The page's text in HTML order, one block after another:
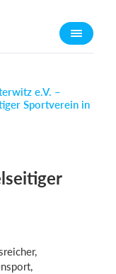
e.V. –
Sportverein in